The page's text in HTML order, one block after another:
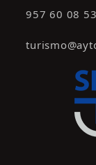
957 60 08 53